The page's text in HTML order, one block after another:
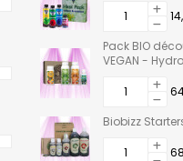
Pack BIO
VEGAN -
Biobizz